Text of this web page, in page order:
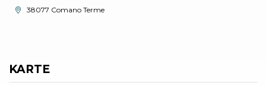
aria.location:
38077 Comano Terme
KARTE